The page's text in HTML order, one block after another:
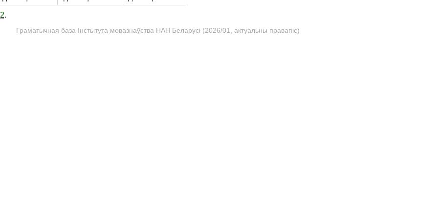
.
Граматычная база Інстытута мовазнаўства НАН Беларусі (2026/01, актуальны правапіс)